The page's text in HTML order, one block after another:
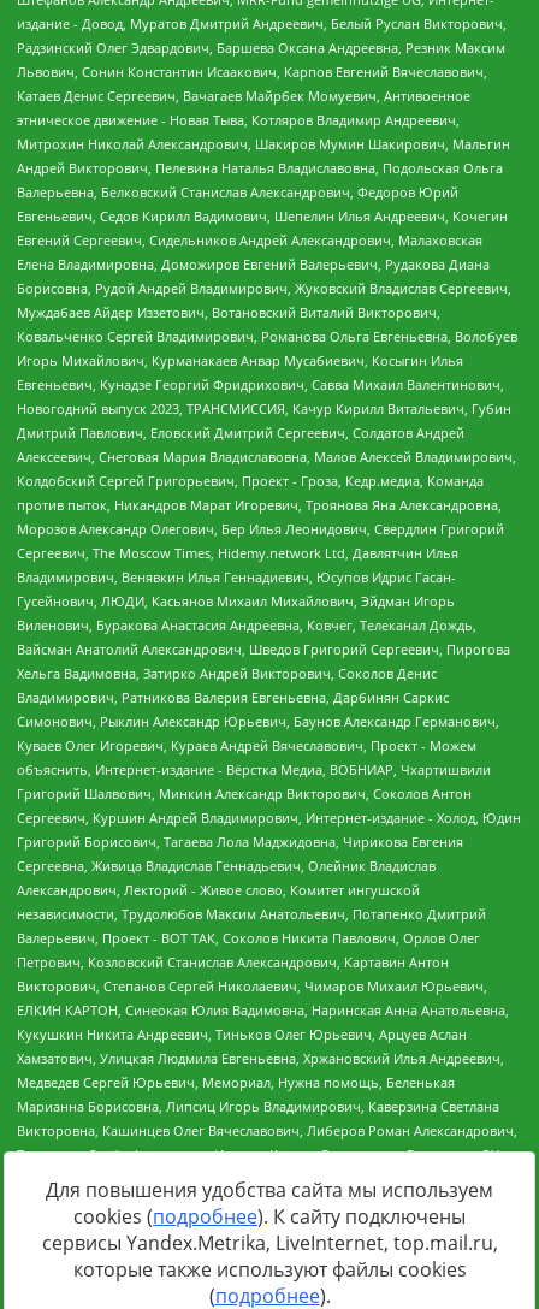
https://minjust.gov.ru/uploaded/files/reestr-
inostrannyih-agentov-22-03-2024.pdfданные на22.03.2024
Для повышения удобства сайта мы используем
cookies (подробнее). К сайту подключены
сервисы Yandex.Metrika, LiveInternet, top.mail.ru,
которые также используют файлы cookies
(подробнее).